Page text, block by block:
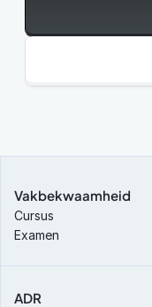
Vakbekwaamheid
Cursus
Examen
ADR